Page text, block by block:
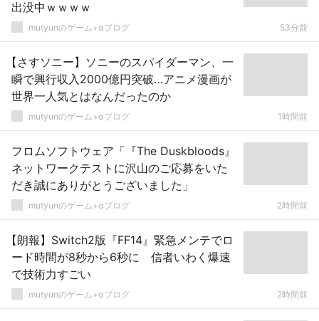
出没中ｗｗｗｗ
mutyunのゲーム+αブログ 53分前
【さすソニー】ソニーのスパイダーマン、一
瞬で興行収入2000億円突破…アニメ漫画が
世界一人気とはなんだったのか
mutyunのゲーム+αブログ 1時間前
フロムソフトウェア「『The Duskbloods』
ネットワークテストに沢山のご応募をいた
だき誠にありがとうございました」
mutyunのゲーム+αブログ 2時間前
【朗報】Switch2版『FF14』緊急メンテでロ
ード時間が8秒から6秒に 信者いわく爆速
で技術力すごい
mutyunのゲーム+αブログ 2時間前